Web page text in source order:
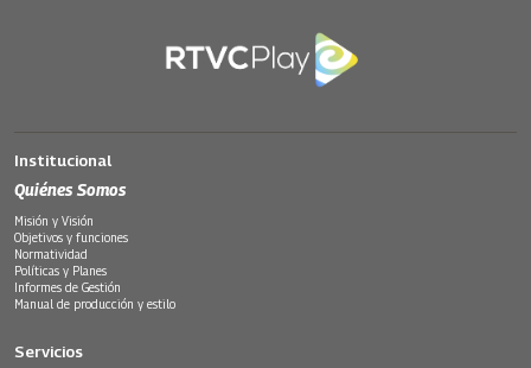
Institucional
Quiénes Somos
Misión y Visión
Objetivos y funciones
Normatividad
Políticas y Planes
Informes de Gestión
Manual de producción y estilo
Servicios